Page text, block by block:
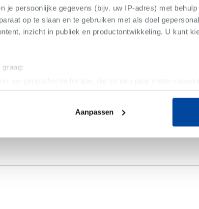
je persoonlijke gegevens (bijv. uw IP-adres) met
op te slaan en te gebruiken met als doel
inzicht in publiek en productontwikkeling. U kunt
door het actief te scannen op specifieke eigenschappen
of intrekken in de Cookieverklaring.
partners kunnen deze gegevens combineren met
Aanpassen